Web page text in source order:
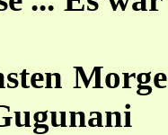
Morgen